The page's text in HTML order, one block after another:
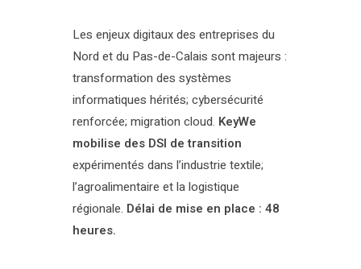
Les enjeux digitaux des entreprises du
Nord et du Pas-de-Calais sont majeurs :
transformation des systèmes
informatiques hérités; cybersécurité
renforcée; migration cloud. KeyWe
mobilise des DSI de transition
expérimentés dans l’industrie textile;
l’agroalimentaire et la logistique
régionale. Délai de mise en place : 48
heures.